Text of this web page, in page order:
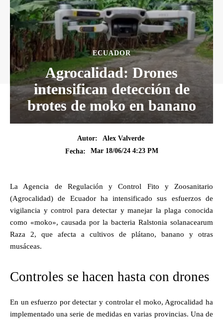
ECUADOR
Agrocalidad: Drones
intensifican detección de
brotes de moko en banano
Autor:
Alex Valverde
Fecha:
Mar 18/06/24 4:23 PM
La Agencia de Regulación y Control Fito y Zoosanitario
(Agrocalidad) de Ecuador ha intensificado sus esfuerzos de
vigilancia y control para detectar y manejar la plaga conocida
como «moko», causada por la bacteria Ralstonia solanacearum
Raza 2, que afecta a cultivos de plátano, banano y otras
musáceas.
Controles se hacen hasta con drones
En un esfuerzo por detectar y controlar el moko, Agrocalidad ha
implementado una serie de medidas en varias provincias. Una de